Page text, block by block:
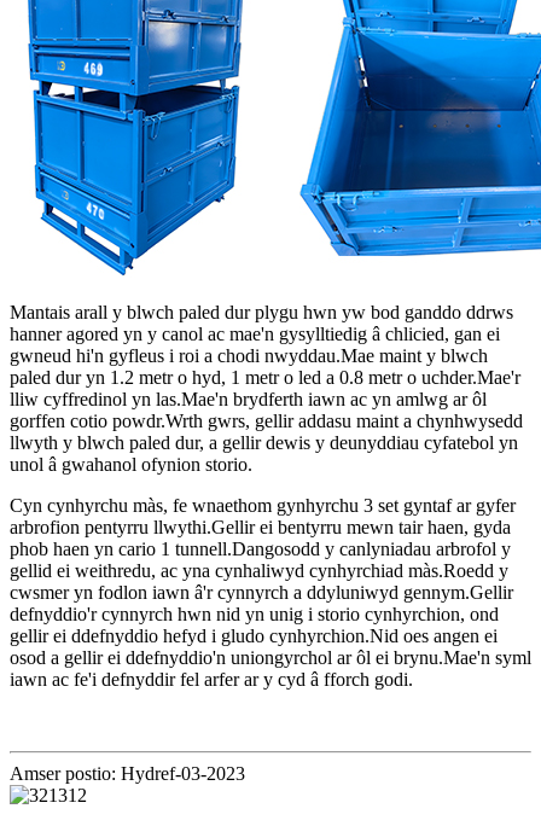
Mantais arall y blwch paled dur plygu hwn yw bod ganddo ddrws
hanner agored yn y canol ac mae'n gysylltiedig â chlicied, gan ei
gwneud hi'n gyfleus i roi a chodi nwyddau.Mae maint y blwch
paled dur yn 1.2 metr o hyd, 1 metr o led a 0.8 metr o uchder.Mae'r
lliw cyffredinol yn las.Mae'n brydferth iawn ac yn amlwg ar ôl
gorffen cotio powdr.Wrth gwrs, gellir addasu maint a chynhwysedd
llwyth y blwch paled dur, a gellir dewis y deunyddiau cyfatebol yn
unol â gwahanol ofynion storio.
Cyn cynhyrchu màs, fe wnaethom gynhyrchu 3 set gyntaf ar gyfer
arbrofion pentyrru llwythi.Gellir ei bentyrru mewn tair haen, gyda
phob haen yn cario 1 tunnell.Dangosodd y canlyniadau arbrofol y
gellid ei weithredu, ac yna cynhaliwyd cynhyrchiad màs.Roedd y
cwsmer yn fodlon iawn â'r cynnyrch a ddyluniwyd gennym.Gellir
defnyddio'r cynnyrch hwn nid yn unig i storio cynhyrchion, ond
gellir ei ddefnyddio hefyd i gludo cynhyrchion.Nid oes angen ei
osod a gellir ei ddefnyddio'n uniongyrchol ar ôl ei brynu.Mae'n syml
iawn ac fe'i defnyddir fel arfer ar y cyd â fforch godi.
Amser postio: Hydref-03-2023